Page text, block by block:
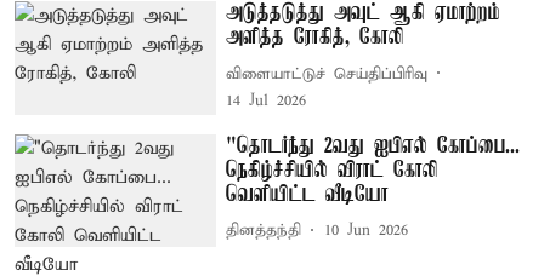
அடுத்தடுத்து அவுட் ஆகி ஏமாற்றம்
அளித்த ரோகித், கோலி
விளையாட்டுச் செய்திப்பிரிவு
14 Jul 2026
"தொடர்ந்து 2வது ஐபிஎல் கோப்பை...
நெகிழ்ச்சியில் விராட் கோலி
வெளியிட்ட வீடியோ
தினத்தந்தி 10 Jun 2026